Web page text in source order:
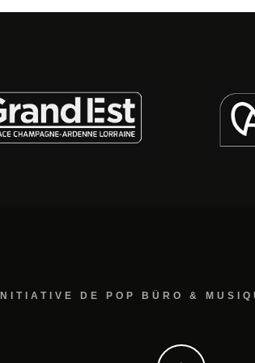
DE POP BÜRO &